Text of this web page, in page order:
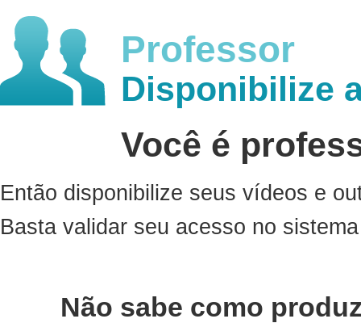
Professor
Disponibilize
Você é
Então disponibilize seus vídeos e
Basta validar seu acesso no
Não sabe como